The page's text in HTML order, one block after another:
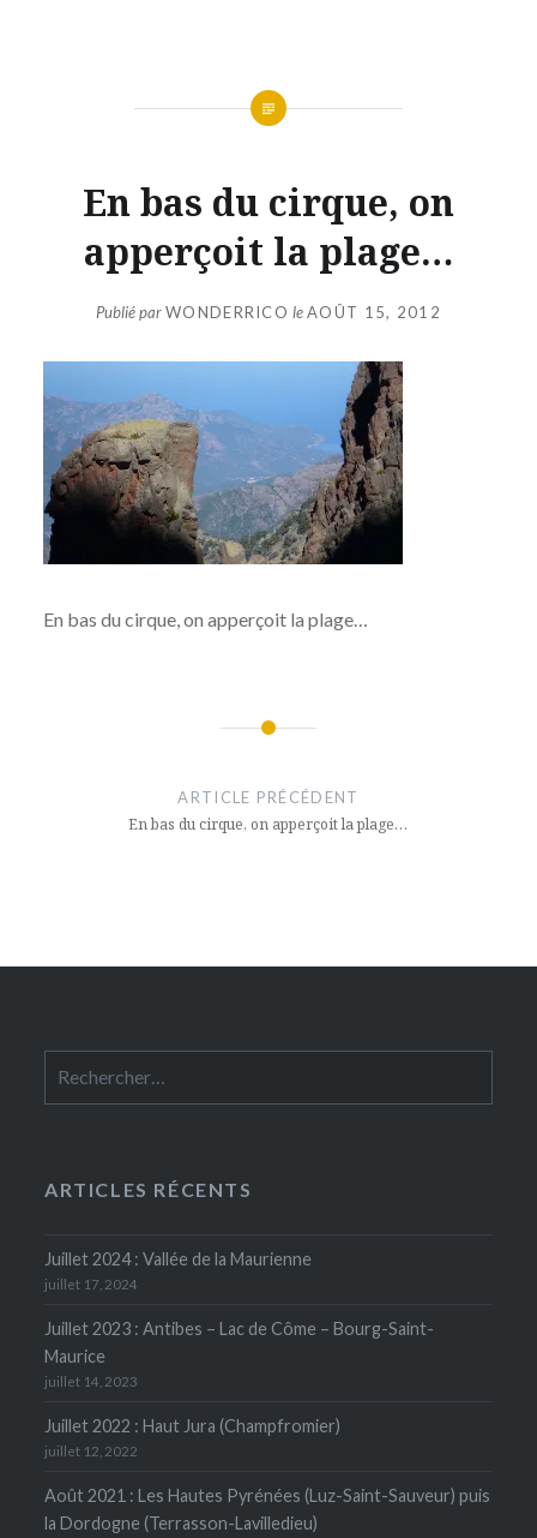
En bas du cirque, on
apperçoit la plage…
Publié parWONDERRICO leAOÛT 15, 2012
En bas du cirque, on apperçoit la plage…
ARTICLE PRÉCÉDENT
En bas du cirque, on apperçoit la plage…
ARTICLES RÉCENTS
Juillet 2024 : Vallée de la Maurienne
juillet 17, 2024
Juillet 2023 : Antibes – Lac de Côme – Bourg-Saint-
Maurice
juillet 14, 2023
Juillet 2022 : Haut Jura (Champfromier)
juillet 12, 2022
Août 2021 : Les Hautes Pyrénées (Luz-Saint-Sauveur) puis
la Dordogne (Terrasson-Lavilledieu)